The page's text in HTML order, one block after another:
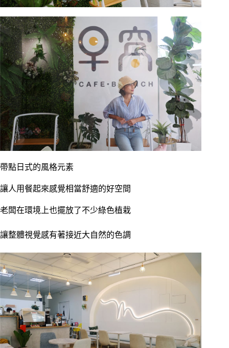
帶點日式的風格元素
讓人用餐起來感覺相當舒適的好空間
老闆在環境上也擺放了不少綠色植栽
讓整體視覺感有著接近大自然的色調